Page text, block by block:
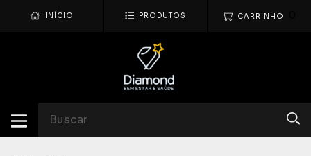
INÍCIO PRODUTOS CARRINHO